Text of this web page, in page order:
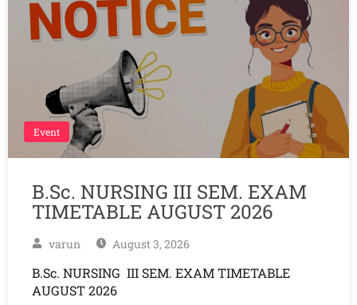
Event
B.Sc. NURSING III SEM. EXAM
TIMETABLE AUGUST 2026
varun August 3, 2026
B.Sc. NURSING III SEM. EXAM TIMETABLE
AUGUST 2026